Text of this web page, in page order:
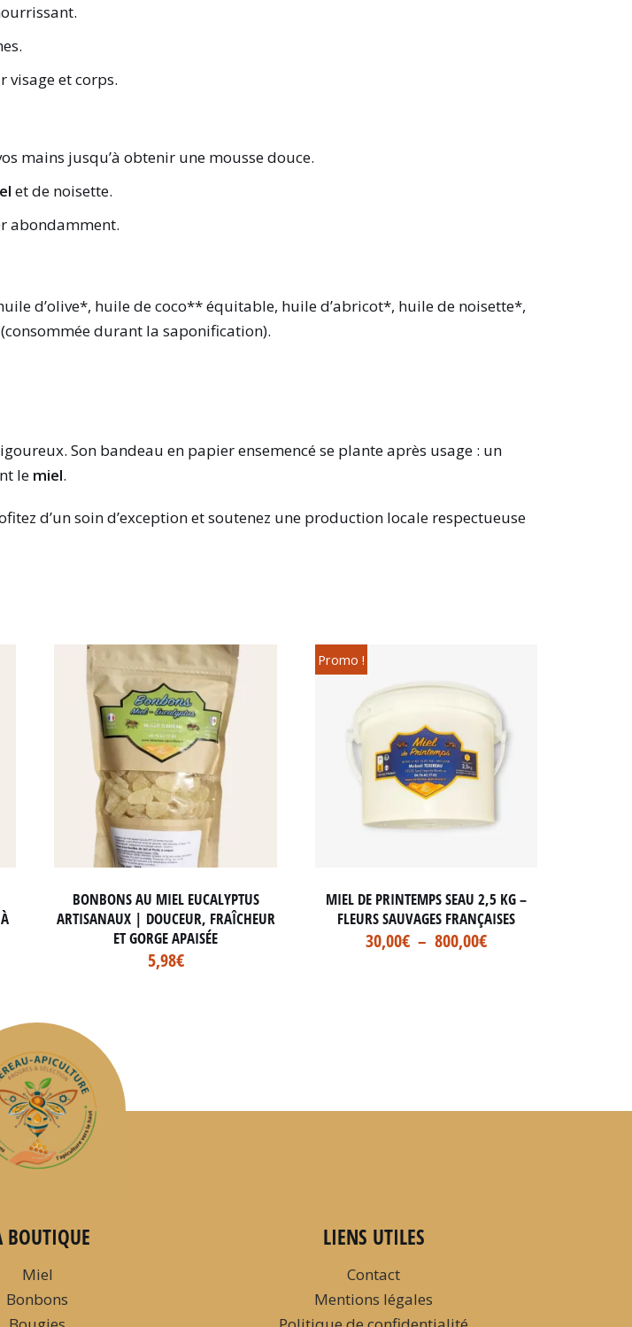
visage et corps.
mains jusqu’à obtenir une mousse douce.
et de noisette.
abondamment.
d’olive*, huile de coco** équitable, huile d’abricot*, huile de noisette*,
durant la saponification).
Son bandeau en papier ensemencé se plante après usage : un
le miel.
d’un soin d’exception et soutenez une production locale respectueuse
BONBONS AU MIEL EUCALYPTUS
ARTISANAUX | DOUCEUR, FRAÎCHEUR
ET GORGE APAISÉE
5,98€
Promo !
MIEL DE PRINTEMPS SEAU 2,5 KG –
FLEURS SAUVAGES FRANÇAISES
30,00€ – 800,00€
BOUTIQUE
Miel
Bonbons
LIENS UTILES
Contact
Mentions légales